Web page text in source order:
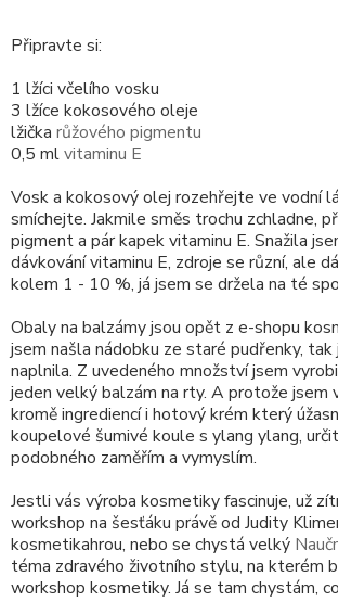
Připravte si:
1 lžíci včelího vosku
3 lžíce kokosového oleje
lžička růžového pigmentu
0,5 mlvitaminu E
Vosk a kokosový olej rozehřejte ve vodní
smíchejte. Jakmile směs trochu zchladne,
pigment a pár kapek vitaminu E. Snažila
dávkování vitaminu E, zdroje se různí, ale
kolem 1 - 10 %, já jsem se držela na té
Obaly na balzámy jsou opět z e-shopu
jsem našla nádobku ze staré pudřenky,
naplnila. Z uvedeného množství jsem
jeden velký balzám na rty. A protože jsem
kromě ingrediencí i hotový krém který
koupelové šumivé koule s ylang ylang,
podobného zaměřím a vymyslím.
Jestli vás výroba kosmetiky fascinuje, už
workshop na šesťáku právě od Judity
kosmetikahrou, nebo se chystá velký
téma zdravého životního stylu, na kterém
workshop kosmetiky. Já se tam chystám,